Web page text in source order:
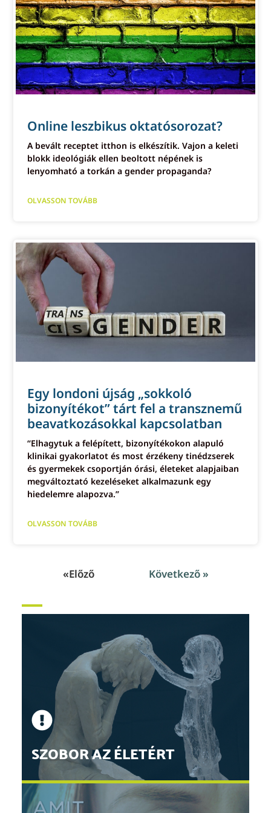
Online leszbikus oktatósorozat?
A bevált receptet itthon is elkészítik. Vajon a keleti
blokk ideológiák ellen beoltott népének is
lenyomható a torkán a gender propaganda?
OLVASSON TOVÁBB
Egy londoni újság „sokkoló
bizonyítékot” tárt fel a transznemű
beavatkozásokkal kapcsolatban
“Elhagytuk a felépített, bizonyítékokon alapuló
klinikai gyakorlatot és most érzékeny tinédzserek
és gyermekek csoportján órási, életeket alapjaiban
megváltoztató kezeléseket alkalmazunk egy
hiedelemre alapozva.”
OLVASSON TOVÁBB
«Előző Következő »
SZOBOR AZ ÉLETÉRT